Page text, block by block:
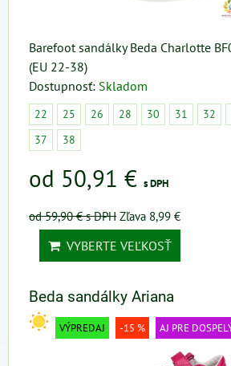
Barefoot sandálky Beda Charlotte
(EU 22-38)
Dostupnosť: Skladom
22 25 26 28 30 31 32
37
38
od 50,91 € s DPH
od 59,90 €s DPH Zľava 8,99 €
VYBERTE VEĽKOSŤ
Beda sandálky Ariana
VÝPREDAJ -15 % AJ PRE